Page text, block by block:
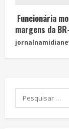
Funcionária
margens da